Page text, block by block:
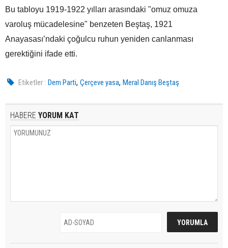
Bu tabloyu 1919-1922 yılları arasındaki "omuz omuza
varoluş mücadelesine" benzeten Beştaş, 1921
Anayasası’ndaki çoğulcu ruhun yeniden canlanması
gerektiğini ifade etti.
Etiketler : Dem Parti,Çerçeve yasa,Meral Danış Beştaş
HABERE YORUM KAT